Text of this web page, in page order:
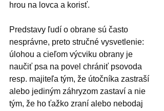
hrou na lovca a korisť.
Predstavy ľudí o obrane sú často
nesprávne, preto stručné vysvetlenie:
úlohou a cieľom výcviku obrany je
naučiť psa na povel chrániť psovoda
resp. majiteľa tým, že útočníka zastraší
alebo jediným záhryzom zastaví a nie
tým, že ho ťažko zraní alebo nebodaj